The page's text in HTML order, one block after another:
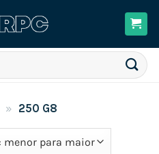
» 250 G8